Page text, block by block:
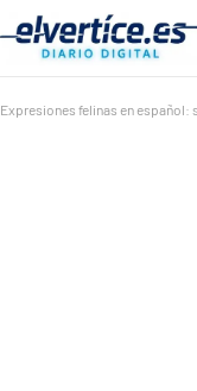
Expresiones felinas en español: